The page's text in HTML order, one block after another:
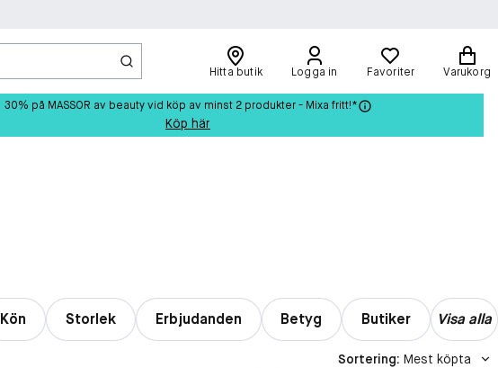
Hitta butik Logga in Favoriter Varukorg
30% på MASSOR av beauty vid köp av minst 2 produkter - Mixa fritt!*
Köp här
Kön Storlek Erbjudanden Betyg Butiker Visa alla
Sortering: Mest köpta